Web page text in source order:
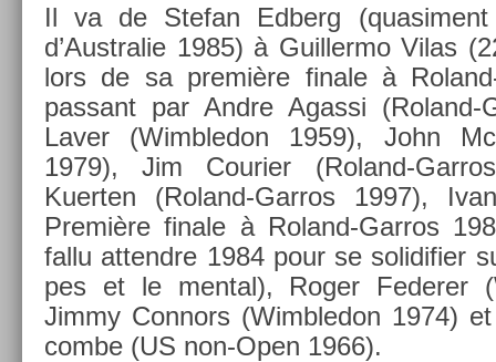
Il va de Stefan Ed­berg
d’Australie 1985) à Guil­lermo Vilas
lors de sa première fin­ale à
pas­sant par Andre Agas­si (Roland-
Laver (Wimbledon 1959), John
1979), Jim Co­uri­er (Roland-
Kuert­en (Roland-Garros 1997),
Première fin­ale à Roland-Garros
fallu at­tendre 1984 pour se sol­idifi­er
pes et le ment­al), Roger Feder­er
Jimmy Con­nors (Wimbledon 1974)
combe (US non-Open 1966).